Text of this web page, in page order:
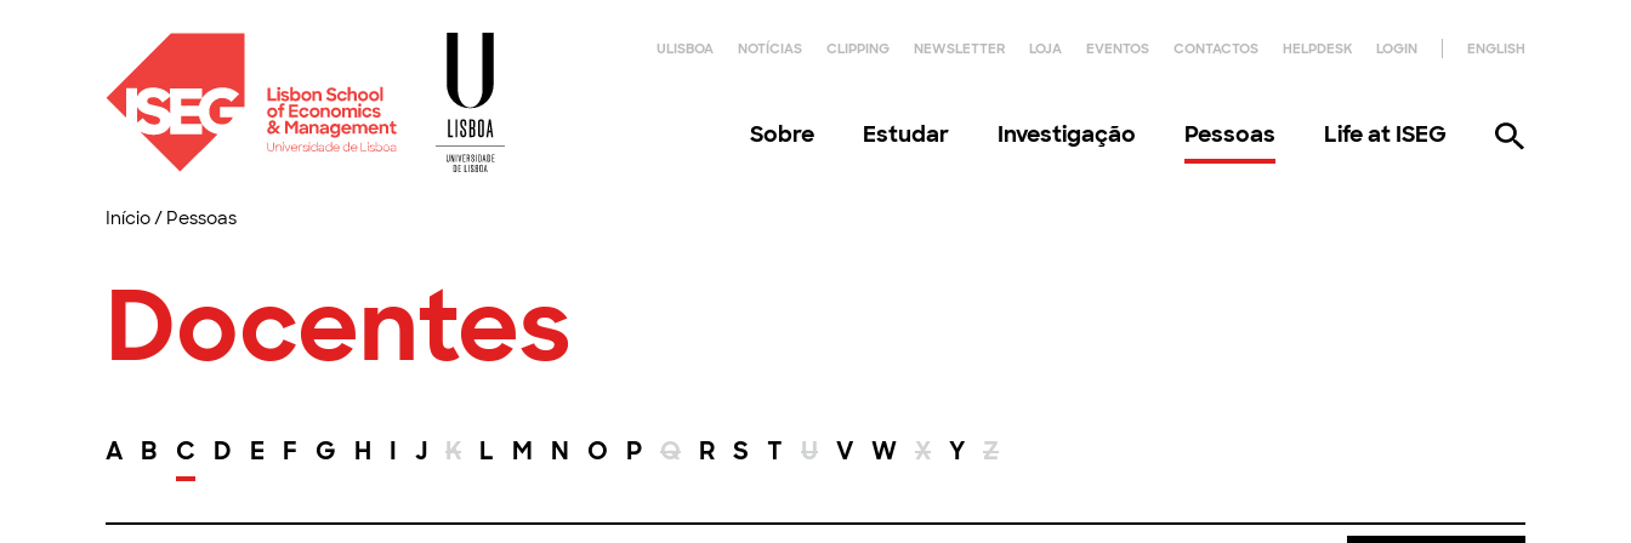
ULISBOA NOTÍCIAS CLIPPING NEWSLETTER LOJA EVENTOS CONTACTOS HELPDESK LOGIN ENGLISH
Sobre Estudar Investigação Pessoas Life at ISEG
Início/ Pessoas
Docentes
A B C D E F G H I J K L M N O P Q R S T U V W X Y Z